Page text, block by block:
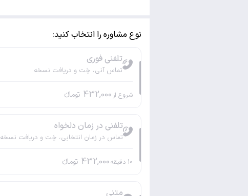
نوع مشاوره را انتخاب کنید:
تلفنی فوری
تماس آنی، چَت و دریافت نسخه
شروع از 432,000 تومانء
تلفنی در زمان دلخواه
تماس در زمان انتخابی، چَت و دریافت نسخه
10 دقیقه432,000 تومانء
متنی